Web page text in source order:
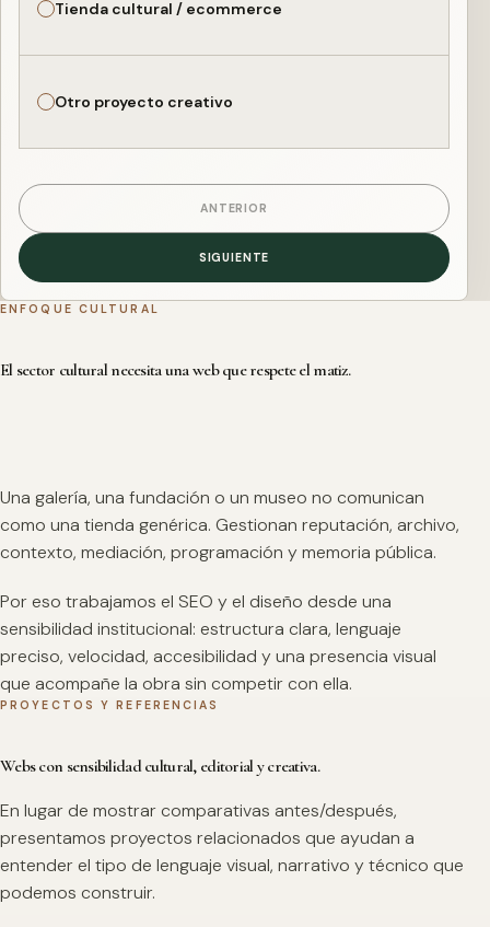
Tienda cultural / ecommerce
Otro proyecto creativo
ANTERIOR
SIGUIENTE
ENFOQUE CULTURAL
El sector cultural necesita una web que respete el matiz.
Una galería, una fundación o un museo no comunican
como una tienda genérica. Gestionan reputación, archivo,
contexto, mediación, programación y memoria pública.
Por eso trabajamos el SEO y el diseño desde una
sensibilidad institucional: estructura clara, lenguaje
preciso, velocidad, accesibilidad y una presencia visual
que acompañe la obra sin competir con ella.
PROYECTOS Y REFERENCIAS
Webs con sensibilidad cultural, editorial y creativa.
En lugar de mostrar comparativas antes/después,
presentamos proyectos relacionados que ayudan a
entender el tipo de lenguaje visual, narrativo y técnico que
podemos construir.